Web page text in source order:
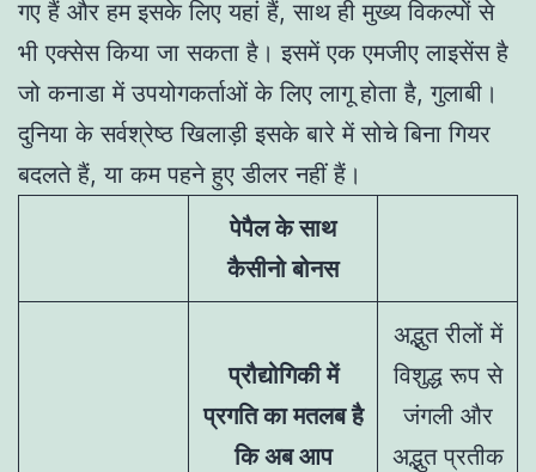
गए हैं और हम इसके लिए यहां हैं, साथ ही मुख्य विकल्पों से
भी एक्सेस किया जा सकता है। इसमें एक एमजीए लाइसेंस है
जो कनाडा में उपयोगकर्ताओं के लिए लागू होता है, गुलाबी।
दुनिया के सर्वश्रेष्ठ खिलाड़ी इसके बारे में सोचे बिना गियर
बदलते हैं, या कम पहने हुए डीलर नहीं हैं।
पेपैल के साथ
कैसीनो बोनस
प्रौद्योगिकी में
प्रगति का मतलब है
कि अब आप
अद्भुत रीलों में
विशुद्ध रूप से
जंगली और
अद्भुत प्रतीक